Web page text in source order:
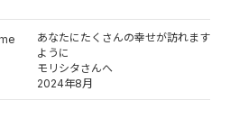
あなたにたくさんの幸せが訪れます
ように
モリシタさんへ
2024年8月